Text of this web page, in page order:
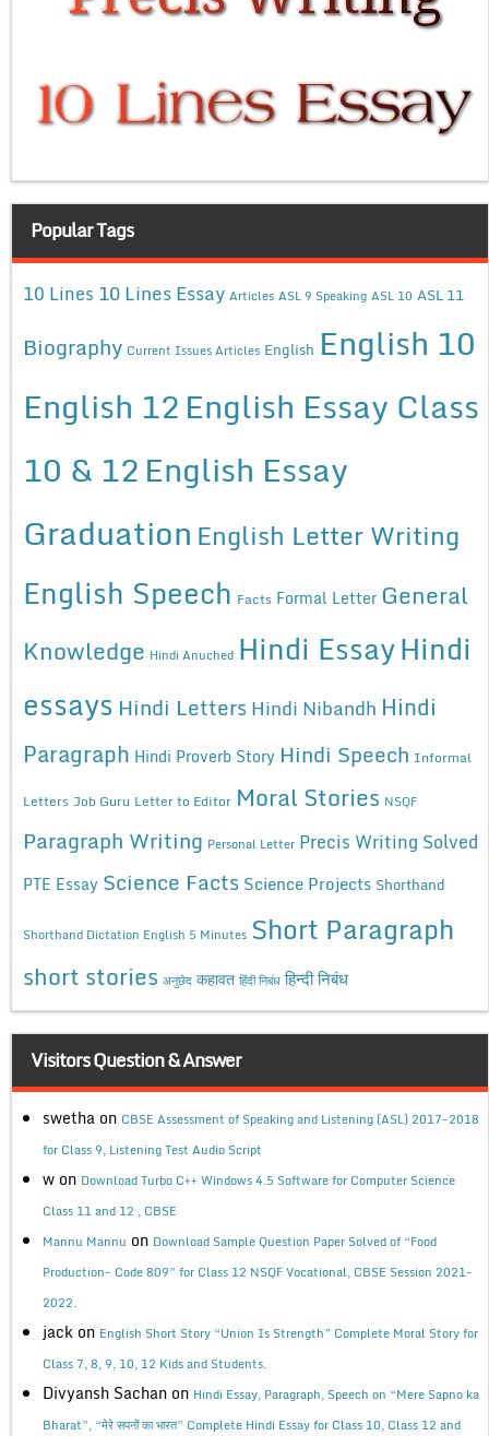
Popular Tags
10 Lines 10 Lines Essay Articles ASL 9 Speaking ASL 10 ASL 11
Biography Current Issues Articles English English 10
English 12English Essay Class
10 & 12English Essay
Graduation English Letter Writing
English Speech Facts Formal Letter General
Knowledge Hindi Anuched Hindi EssayHindi
essays Hindi Letters Hindi Nibandh Hindi
Paragraph Hindi Proverb Story Hindi Speech Informal
Letters Job Guru Letter to Editor Moral Stories NSQF
Paragraph Writing Personal Letter Precis Writing Solved
PTE Essay Science Facts Science Projects Shorthand
Shorthand Dictation English 5 Minutes Short Paragraph
short stories अनुछेद कहावत हिंदी निबंध हिन्दी निबंध
Visitors Question & Answer
swetha on CBSE Assessment of Speaking and Listening (ASL) 2017-2018
for Class 9, Listening Test Audio Script
w on Download Turbo C++ Windows 4.5 Software for Computer Science
Class 11 and 12 , CBSE
Mannu Mannu on Download Sample Question Paper Solved of “Food
Production- Code 809” for Class 12 NSQF Vocational, CBSE Session 2021-
2022.
jack on English Short Story “Union Is Strength” Complete Moral Story for
Class 7, 8, 9, 10, 12 Kids and Students.
Divyansh Sachan on Hindi Essay, Paragraph, Speech on “Mere Sapno ka
Bharat”, “मेरे सपनों का भारत” Complete Hindi Essay for Class 10, Class 12 and